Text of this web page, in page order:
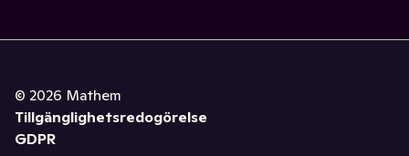
© 2026 Mathem
Tillgänglighetsredogörelse
GDPR